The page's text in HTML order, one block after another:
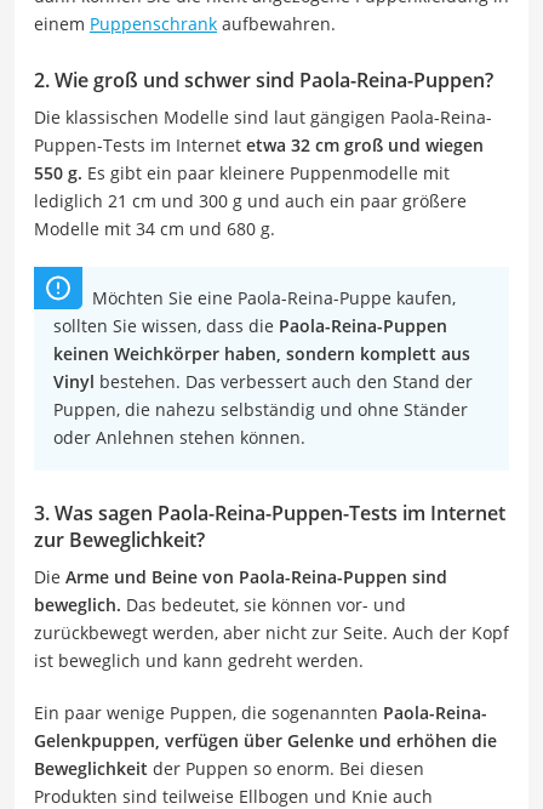
einem Puppenschrank aufbewahren.
2. Wie groß und schwer sind Paola-Reina-Puppen?
Die klassischen Modelle sind laut gängigen Paola-Reina-
Puppen-Tests im Internet etwa 32 cm groß und wiegen
550 g. Es gibt ein paar kleinere Puppenmodelle mit
lediglich 21 cm und 300 g und auch ein paar größere
Modelle mit 34 cm und 680 g.
Möchten Sie eine Paola-Reina-Puppe kaufen,
sollten Sie wissen, dass die Paola-Reina-Puppen
keinen Weichkörper haben, sondern komplett aus
Vinyl bestehen. Das verbessert auch den Stand der
Puppen, die nahezu selbständig und ohne Ständer
oder Anlehnen stehen können.
3. Was sagen Paola-Reina-Puppen-Tests im Internet
zur Beweglichkeit?
Die Arme und Beine von Paola-Reina-Puppen sind
beweglich. Das bedeutet, sie können vor- und
zurückbewegt werden, aber nicht zur Seite. Auch der Kopf
ist beweglich und kann gedreht werden.
Ein paar wenige Puppen, die sogenannten Paola-Reina-
Gelenkpuppen, verfügen über Gelenke und erhöhen die
Beweglichkeit der Puppen so enorm. Bei diesen
Produkten sind teilweise Ellbogen und Knie auch